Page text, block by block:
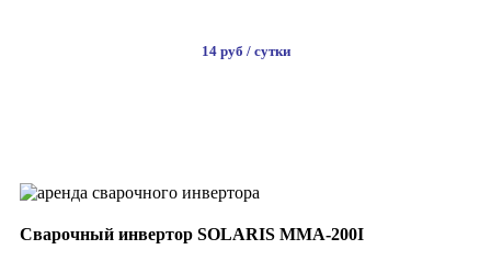
14 руб / сутки
Сварочный инвертор SOLARIS MMA-200I